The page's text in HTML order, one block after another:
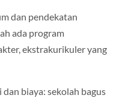
dan pendekatan
ada program
ekstrakurikuler yang
biaya: sekolah bagus